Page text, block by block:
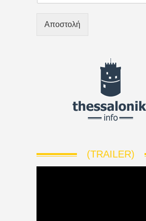
Αποστολή
(TRAILER)